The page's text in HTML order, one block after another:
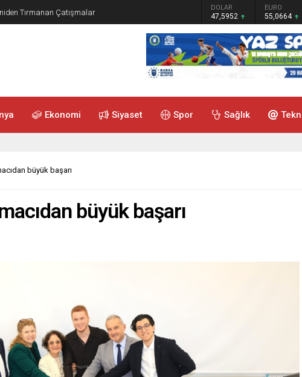
Tırmanan Çatışmalar DOLAR
47,5952
EURO
55,0664
Ekonomi Siyaset Spor Sağlık
büyük başarı
büyük başarı